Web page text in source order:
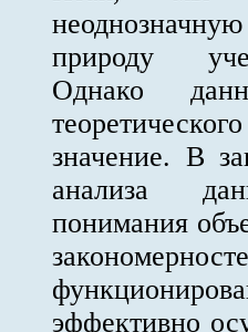
природу
Однако
значение. В
анализа
понимания
эффективно